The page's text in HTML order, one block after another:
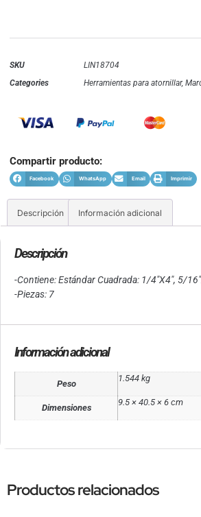
SKU
LIN18704
Categories
Herramientas para atornillar,
Compartir producto:
Facebook WhatsApp Email Imprimir
Descripción Información adicional
Descripción
-Contiene: Estándar Cuadrada: 1/4″X4″, 5/
-Piezas: 7
Información adicional
Peso
1.544 kg
Dimensiones
9.5 × 40.5 × 6 cm
Productos relacionados